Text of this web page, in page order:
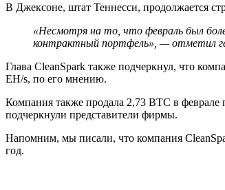
В Джексоне, штат Теннесси, продолжается
«Несмотря на то, что февраль был
контрактный портфель», — отметил
Глава CleanSpark также подчеркнул, что
EH/s, по его мнению.
Компания также продала 2,73 BTC в
подчеркнули представители фирмы.
Напомним, мы писали, что компания
год.